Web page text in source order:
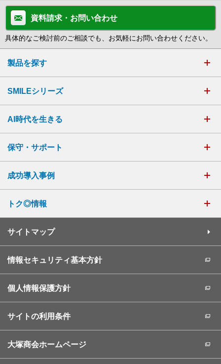
資料請求・お問い合わせ
具体的なご検討前のご相談でも、お気軽にお問い合わせください。
製品を探す
SMILEシリーズ
AI時代を生きる
保守・サポート
成功導入事例
トク◎情報
サイトマップ
情報セキュリティ基本方針
個人情報保護方針
サイトの利用条件
大塚商会ホームページ